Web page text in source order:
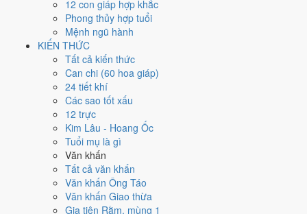
12 con giáp hợp khắc
Phong thủy hợp tuổi
Mệnh ngũ hành
KIẾN THỨC
Tất cả kiến thức
Can chi (60 hoa giáp)
24 tiết khí
Các sao tốt xấu
12 trực
Kim Lâu - Hoang Ốc
Tuổi mụ là gì
Văn khấn
Tất cả văn khấn
Văn khấn Ông Táo
Văn khấn Giao thừa
Gia tiên Rằm, mùng 1
Mệnh hoàng đạo. Điểm trung bình 7 việc chính
Ngày Bình Hòa, phù hợp với công việc thường ngày.
Thân, Tý, Dậuhợp ngày; tuổi
Ngày 26/11/2026 tốt hay xấu cho
việc gì?
Ngày 26/11/2026 đạt6.0/10trung bình cho 7 việc chính: cao nhất là
Thu nợ - đòi tiền (8/10), thấp nhất là
Chấp (ngày nắm giữ, bắt giữ) và gặp Sao Tư Mệnh hoàng đạo nên
điểm từng việc chênh nhau như bảng dưới.
Cưới hỏi - đính hôn
Tốt